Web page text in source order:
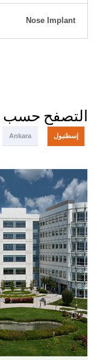
Nose Implant
التصفح حسب
إسطنبول Ankara